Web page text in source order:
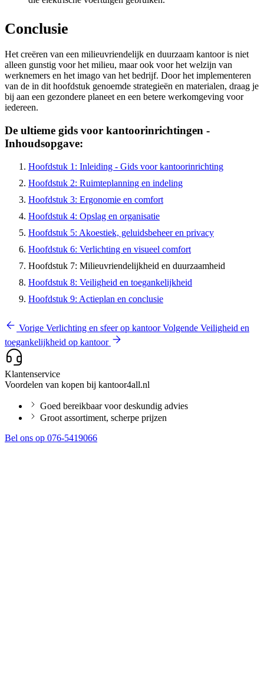
Conclusie
Het creëren van een milieuvriendelijk en duurzaam kantoor is niet
alleen gunstig voor het milieu, maar ook voor het welzijn van
werknemers en het imago van het bedrijf. Door het implementeren
van de in dit hoofdstuk genoemde strategieën en materialen, draag je
bij aan een gezondere planeet en een betere werkomgeving voor
iedereen.
De ultieme gids voor kantoorinrichtingen -
Inhoudsopgave:
Hoofdstuk 1: Inleiding - Gids voor kantoorinrichting
Hoofdstuk 2: Ruimteplanning en indeling
Hoofdstuk 3: Ergonomie en comfort
Hoofdstuk 4: Opslag en organisatie
Hoofdstuk 5: Akoestiek, geluidsbeheer en privacy
Hoofdstuk 6: Verlichting en visueel comfort
Hoofdstuk 7: Milieuvriendelijkheid en duurzaamheid
Hoofdstuk 8: Veiligheid en toegankelijkheid
Hoofdstuk 9: Actieplan en conclusie
Vorige Verlichting en sfeer op kantoorVolgende Veiligheid en
toegankelijkheid op kantoor
Klantenservice
Voordelen van kopen bij kantoor4all.nl
Goed bereikbaar voor deskundig advies
Groot assortiment, scherpe prijzen
Bel ons op 076-5419066